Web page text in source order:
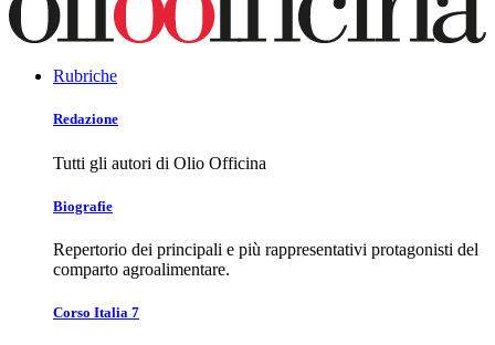
Rubriche
Redazione
Tutti gli autori di Olio Officina
Biografie
Repertorio dei principali e più rappresentativi protagonisti del
comparto agroalimentare.
Corso Italia 7